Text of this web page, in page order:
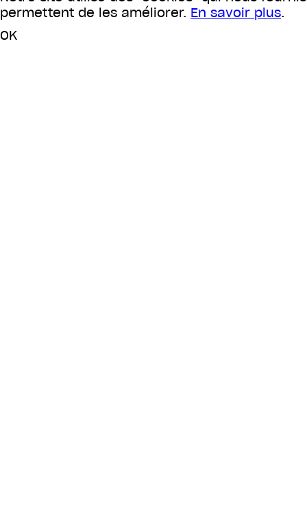
permettent de les améliorer. En savoir plus.
OK